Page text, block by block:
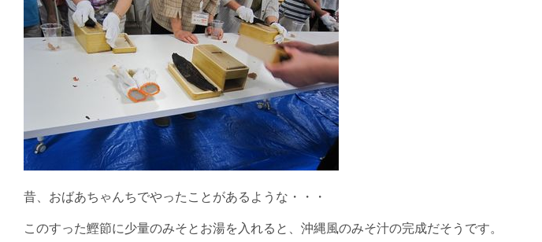
昔、おばあちゃんちでやったことがあるような・・・
このすった鰹節に少量のみそとお湯を入れると、沖縄風のみそ汁の完成だそうです。